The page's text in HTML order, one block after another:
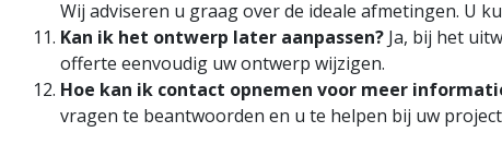
Wij adviseren u graag over de ideale afmetingen. U
Kan ik het ontwerp later aanpassen? Ja, bij het
offerte eenvoudig uw ontwerp wijzigen.
Hoe kan ik contact opnemen voor meer
vragen te beantwoorden en u te helpen bij uw